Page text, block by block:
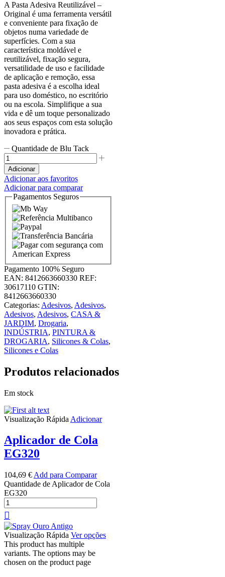
A Pasta Adesiva Reutilizável –
Original é uma ferramenta versátil
e conveniente para fixação de
objetos numa variedade de
superfícies. Com a sua
característica moldável e
reutilizável, fixação segura,
versatilidade de uso e facilidade
de aplicação e remoção, essa
pasta adesiva é a escolha ideal
para uso doméstico, no escritório
ou na escola. Simplifique a sua
vida e dê um toque personalizado
aos seus espaços com esta solução
inovadora e prática.
Quantidade de Blu Tack
Adicionar
Adicionar aos favoritos
Adicionar para comparar
Pagamentos Seguros
Pagamento 100% Seguro
EAN: 8412663660330 REF:
30617110 GTIN:
8412663660330
Categorias: Adesivos, Adesivos,
Adesivos, Adesivos, CASA &
JARDIM, Drogaria,
INDÚSTRIA, PINTURA &
DROGARIA, Silicones & Colas,
Silicones e Colas
Produtos relacionados
Em stock
Visualização Rápida Adicionar
Aplicador de Cola
EG320
104,69 € Add para Comparar
Quantidade de Aplicador de Cola
EG320
Visualização Rápida Ver opções
This product has multiple
variants. The options may be
chosen on the product page